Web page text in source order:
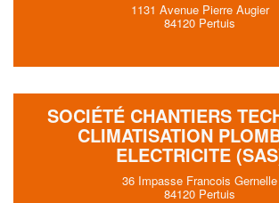
1131 Avenue Pierre Augier
84120 Pertuis
SOCIÉTÉ CHANTIERS
CLIMATISATION
ELECTRICITE
36 Impasse Francois Gernelle
84120 Pertuis